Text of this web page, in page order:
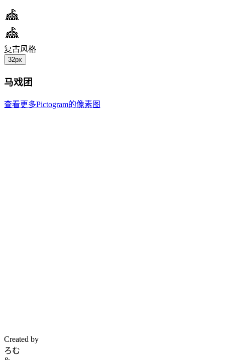
复古风格
32px
马戏团
查看更多Pictogram的像素图
Created by
ろむ